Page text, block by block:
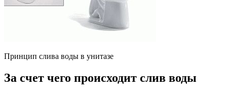
Принцип слива воды в унитазе
За счет чего происходит слив воды